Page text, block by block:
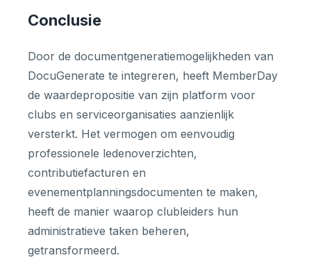
Conclusie
Door de documentgeneratiemogelijkheden van
DocuGenerate te integreren, heeft MemberDay
de waardepropositie van zijn platform voor
clubs en serviceorganisaties aanzienlijk
versterkt. Het vermogen om eenvoudig
professionele ledenoverzichten,
contributiefacturen en
evenementplanningsdocumenten te maken,
heeft de manier waarop clubleiders hun
administratieve taken beheren,
getransformeerd.